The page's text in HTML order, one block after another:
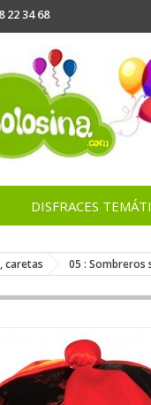
22 34 68
DISFRACES
caretas 05 : Sombreros